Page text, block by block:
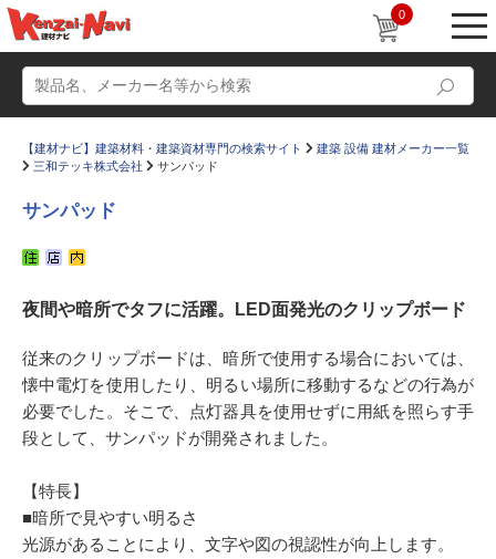
0
かたなび コラム
すまいリング 設計士インタビュー
Q＆A 販売・施工代理店募集
お気に入り
【建材ナビ】建築材料・建築資材専門の検索サイト
建築 設備 建材メーカー一覧
三和テッキ株式会社
サンパッド
サンパッド
夜間や暗所でタフに活躍。LED面発光のクリップボード
従来のクリップボードは、暗所で使用する場合においては、
懐中電灯を使用したり、明るい場所に移動するなどの行為が
必要でした。そこで、点灯器具を使用せずに用紙を照らす手
段として、サンパッドが開発されました。
【特長】
■暗所で見やすい明るさ
光源があることにより、文字や図の視認性が向上します。